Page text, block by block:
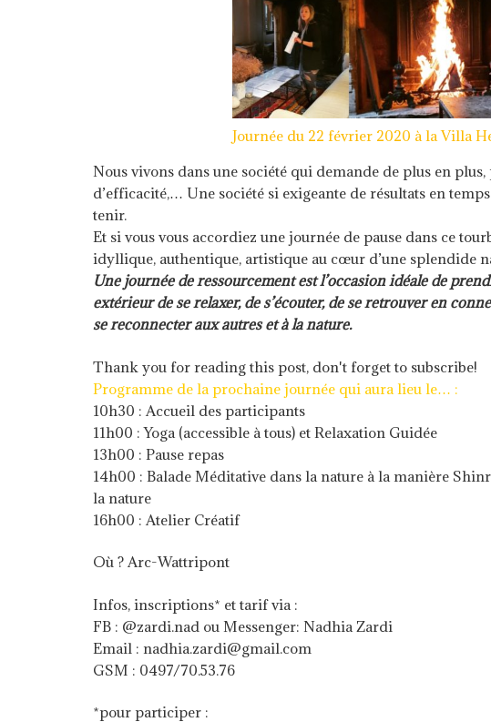
Journée du 22 février 2020 à la Villa
Nous vivons dans une société qui demande de plus en
d’efficacité,… Une société si exigeante de résultats en
tenir.
Et si vous vous accordiez une journée de pause dans ce
idyllique, authentique, artistique au cœur d’une splendide
Une journée de ressourcement est l’occasion idéale de
extérieur de se relaxer, de s’écouter, de se retrouver en
se reconnecter aux autres et à la nature.
Thank you for reading this post, don't forget to subscribe!
Programme de la prochaine journée qui aura lieu le… :
10h30 : Accueil des participants
11h00 : Yoga (accessible à tous) et Relaxation Guidée
13h00 : Pause repas
14h00 : Balade Méditative dans la nature à la manière
la nature
16h00 : Atelier Créatif
Où ? Arc-Wattripont
Infos, inscriptions* et tarif via :
FB : @zardi.nad ou Messenger: Nadhia Zardi
Email : nadhia.zardi@gmail.com
GSM : 0497/70.53.76
*pour participer :